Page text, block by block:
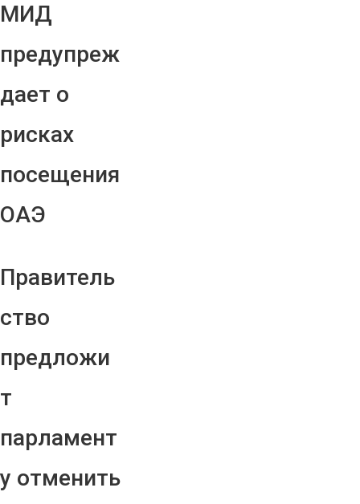
МИД
предупреж
дает о
рисках
посещения
ОАЭ
Правитель
ство
предложи
т
парламент
у отменить